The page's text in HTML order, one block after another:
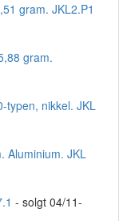
gram. JKL2.P1
gram.
typen, nikkel. JKL
Aluminium. JKL
- solgt 04/11-